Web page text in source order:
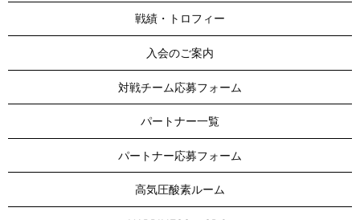
戦績・トロフィー
入会のご案内
対戦チーム応募フォーム
パートナー一覧
パートナー応募フォーム
高気圧酸素ルーム